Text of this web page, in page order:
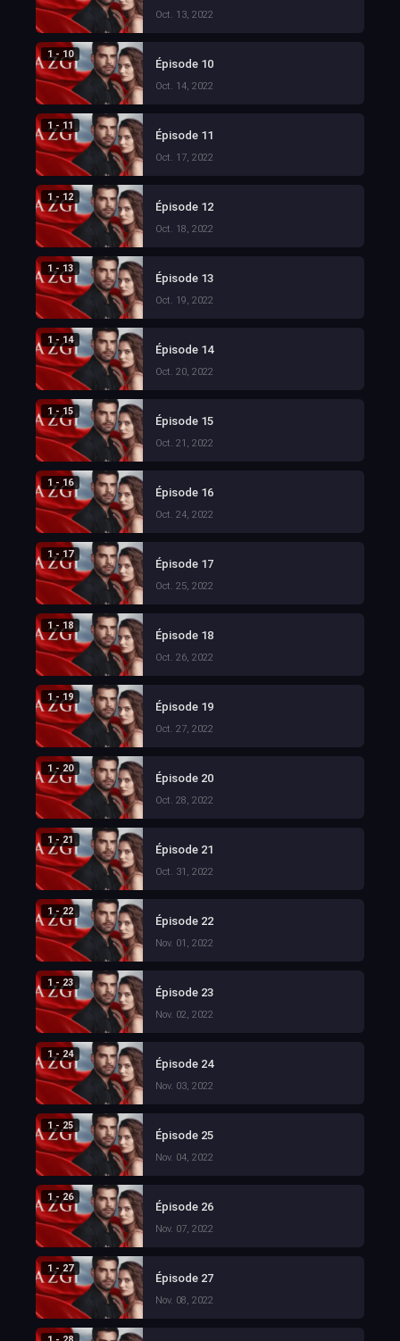
Oct. 13, 2022
1 - 10
Épisode 10
Oct. 14, 2022
1 - 11
Épisode 11
Oct. 17, 2022
1 - 12
Épisode 12
Oct. 18, 2022
1 - 13
Épisode 13
Oct. 19, 2022
1 - 14
Épisode 14
Oct. 20, 2022
1 - 15
Épisode 15
Oct. 21, 2022
1 - 16
Épisode 16
Oct. 24, 2022
1 - 17
Épisode 17
Oct. 25, 2022
1 - 18
Épisode 18
Oct. 26, 2022
1 - 19
Épisode 19
Oct. 27, 2022
1 - 20
Épisode 20
Oct. 28, 2022
1 - 21
Épisode 21
Oct. 31, 2022
1 - 22
Épisode 22
Nov. 01, 2022
1 - 23
Épisode 23
Nov. 02, 2022
1 - 24
Épisode 24
Nov. 03, 2022
1 - 25
Épisode 25
Nov. 04, 2022
1 - 26
Épisode 26
Nov. 07, 2022
1 - 27
Épisode 27
Nov. 08, 2022